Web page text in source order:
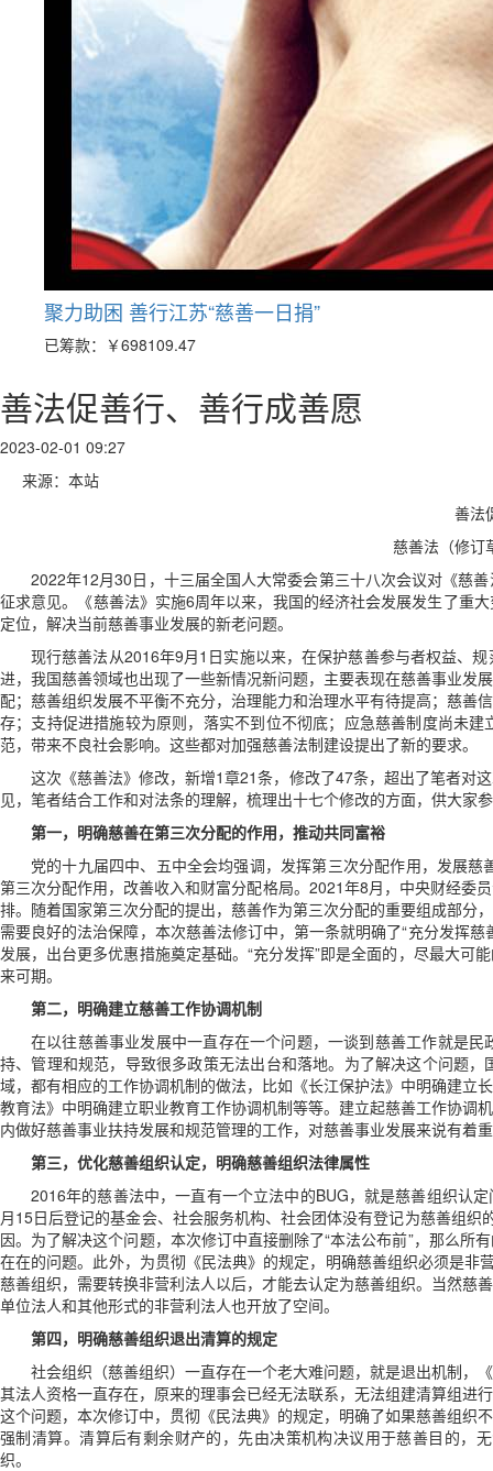
聚力助困 善行江苏“慈善一日捐”
已筹款： ￥698109.47
善法促善行、善行成善愿
2023-02-01 09:27
来源：本站
善法
慈善法（修订
2022年12月30日，十三届全国人大常委会第三十八次会议对《慈
征求意见。《慈善法》实施6周年以来，我国的经济社会发展发生了重
定位，解决当前慈善事业发展的新老问题。
现行慈善法从2016年9月1日实施以来，在保护慈善参与者权益、
进，我国慈善领域也出现了一些新情况新问题，主要表现在慈善事业发
配；慈善组织发展不平衡不充分，治理能力和治理水平有待提高；慈善
存；支持促进措施较为原则，落实不到位不彻底；应急慈善制度尚未
范，带来不良社会影响。这些都对加强慈善法制建设提出了新的要求。
这次《慈善法》修改，新增1章21条，修改了47条，超出了笔者对
见，笔者结合工作和对法条的理解，梳理出十七个修改的方面，供大家
第一，明确慈善在第三次分配的作用，推动共同富裕
党的十九届四中、五中全会均强调，发挥第三次分配作用，发展
第三次分配作用，改善收入和财富分配格局。2021年8月，中央财经委
排。随着国家第三次分配的提出，慈善作为第三次分配的重要组成部分
需要良好的法治保障，本次慈善法修订中，第一条就明确了“充分发挥
发展，出台更多优惠措施奠定基础。“充分发挥”即是全面的，尽最大
来可期。
第二，明确建立慈善工作协调机制
在以往慈善事业发展中一直存在一个问题，一谈到慈善工作就是
持、管理和规范，导致很多政策无法出台和落地。为了解决这个问题
域，都有相应的工作协调机制的做法，比如《长江保护法》中明确建立
教育法》中明确建立职业教育工作协调机制等等。建立起慈善工作协调
内做好慈善事业扶持发展和规范管理的工作，对慈善事业发展来说有着
第三，优化慈善组织认定，明确慈善组织法律属性
2016年的慈善法中，一直有一个立法中的BUG，就是慈善组织认
月15日后登记的基金会、社会服务机构、社会团体没有登记为慈善组
因。为了解决这个问题，本次修订中直接删除了“本法公布前”，那么
在在的问题。此外，为贯彻《民法典》的规定，明确慈善组织必须是
慈善组织，需要转换非营利法人以后，才能去认定为慈善组织。当然慈
单位法人和其他形式的非营利法人也开放了空间。
第四，明确慈善组织退出清算的规定
社会组织（慈善组织）一直存在一个老大难问题，就是退出机制，
其法人资格一直存在，原来的理事会已经无法联系，无法组建清算组进
这个问题，本次修订中，贯彻《民法典》的规定，明确了如果慈善组织
强制清算。清算后有剩余财产的，先由决策机构决议用于慈善目的，
织。